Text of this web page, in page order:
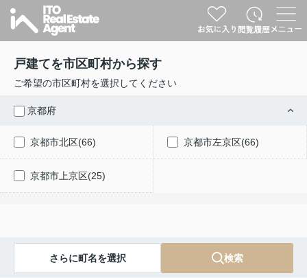
戸建てを市区町村から探す
ご希望の市区町村を選択してください
京都府
京都市北区(66) 京都市左京区(66)
京都市上京区(25)
さらに町名を選択 検索